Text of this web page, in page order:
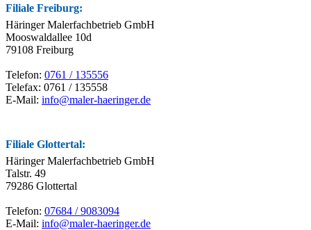
Filiale Freiburg:
Häringer Malerfachbetrieb GmbH
Mooswaldallee 10d
79108 Freiburg
Telefon: 0761 / 135556
Telefax: 0761 / 135558
E-Mail: info@maler-haeringer.de
Filiale Glottertal:
Häringer Malerfachbetrieb GmbH
Talstr. 49
79286 Glottertal
Telefon: 07684 / 9083094
E-Mail: info@maler-haeringer.de